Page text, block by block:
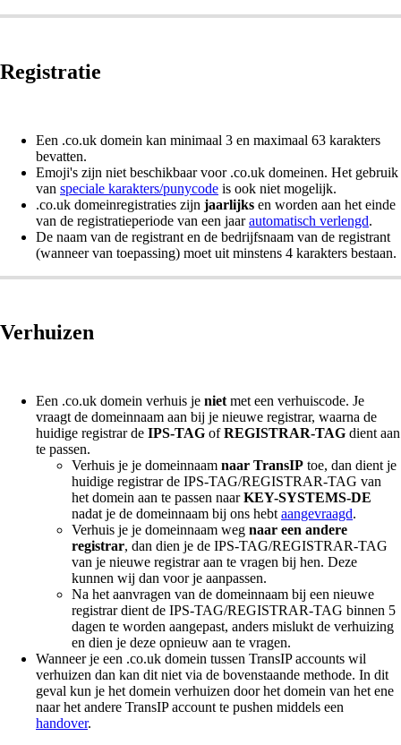
Registratie
Een .co.uk domein kan minimaal 3 en maximaal 63 karakters
bevatten.
Emoji's zijn niet beschikbaar voor .co.uk domeinen. Het gebruik
van speciale karakters/punycode is ook niet mogelijk.
.co.uk domeinregistraties zijn jaarlijks en worden aan het einde
van de registratieperiode van een jaarautomatisch verlengd.
De naam van de registrant en de bedrijfsnaam van de registrant
(wanneer van toepassing) moet uit minstens 4 karakters bestaan.
Verhuizen
Een .co.uk domein verhuis je niet met een verhuiscode. Je
vraagt de domeinnaam aan bij je nieuwe registrar, waarna de
huidige registrar de IPS-TAG ofREGISTRAR-TAG dient aan
te passen.
Verhuis je je domeinnaam naar TransIP toe, dan dient je
huidige registrar de IPS-TAG/REGISTRAR-TAG van
het domein aan te passen naarKEY-SYSTEMS-DE
nadat je de domeinnaam bij ons hebt aangevraagd.
Verhuis je je domeinnaam weg naar een andere
registrar, dan dien je de IPS-TAG/REGISTRAR-TAG
van je nieuwe registrar aan te vragen bij hen. Deze
kunnen wij dan voor je aanpassen.
Na het aanvragen van de domeinnaam bij een nieuwe
registrar dient de IPS-TAG/REGISTRAR-TAG binnen 5
dagen te worden aangepast, anders mislukt de verhuizing
en dien je deze opnieuw aan te vragen.
Wanneer je een .co.uk domein tussen TransIP accounts wil
verhuizen dan kan dit niet via de bovenstaande methode. In dit
geval kun je het domein verhuizen door het domein van het ene
naar het andere TransIP account te pushen middels een
handover.